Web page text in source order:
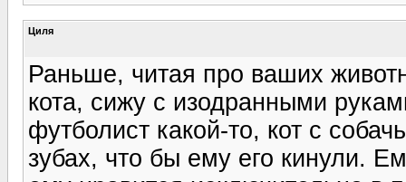
Циля
Раньше, читая про ваших
кота, сижу с изодранными
футболист какой-то, кот с
зубах, что бы ему его кинули.